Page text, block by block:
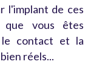
l'implant de ces
que vous êtes
contact et la
réels...